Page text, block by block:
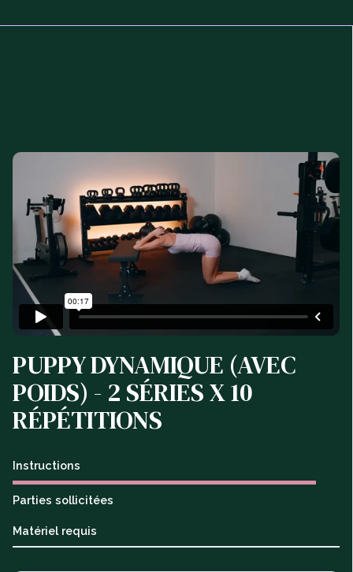
PUPPY DYNAMIQUE (AVEC
POIDS) - 2 SÉRIES X 10
RÉPÉTITIONS
Instructions
Parties sollicitées
Matériel requis